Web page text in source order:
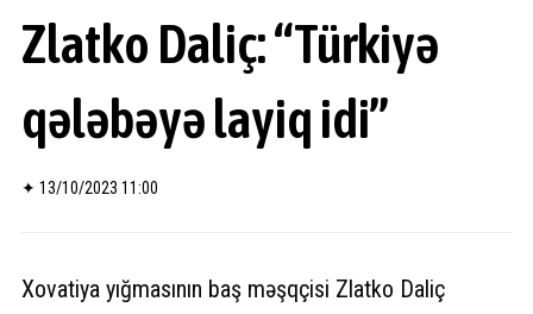
Zlatko Daliç: “Türkiyə
qələbəyə layiq idi”
✦ 13/10/2023 11:00
Xovatiya yığmasının baş məşqçisi Zlatko Daliç